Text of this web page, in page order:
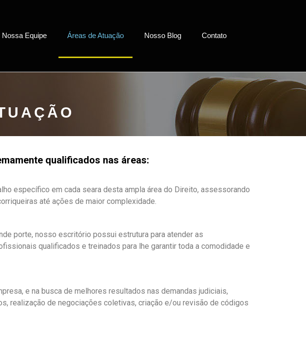
Nossa Equipe Áreas de Atuação Nosso Blog Contato
qualificados nas áreas:
específico em cada seara desta ampla área do Direito, assessorando
até ações de maior complexidade.
porte, nosso escritório possui estrutura para atender as
qualificados e treinados para lhe garantir toda a comodidade e
e na busca de melhores resultados nas demandas judiciais,
realização de negociações coletivas, criação e/ou revisão de códigos